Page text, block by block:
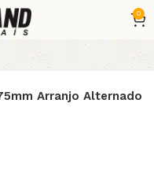
0
Arranjo Alternado